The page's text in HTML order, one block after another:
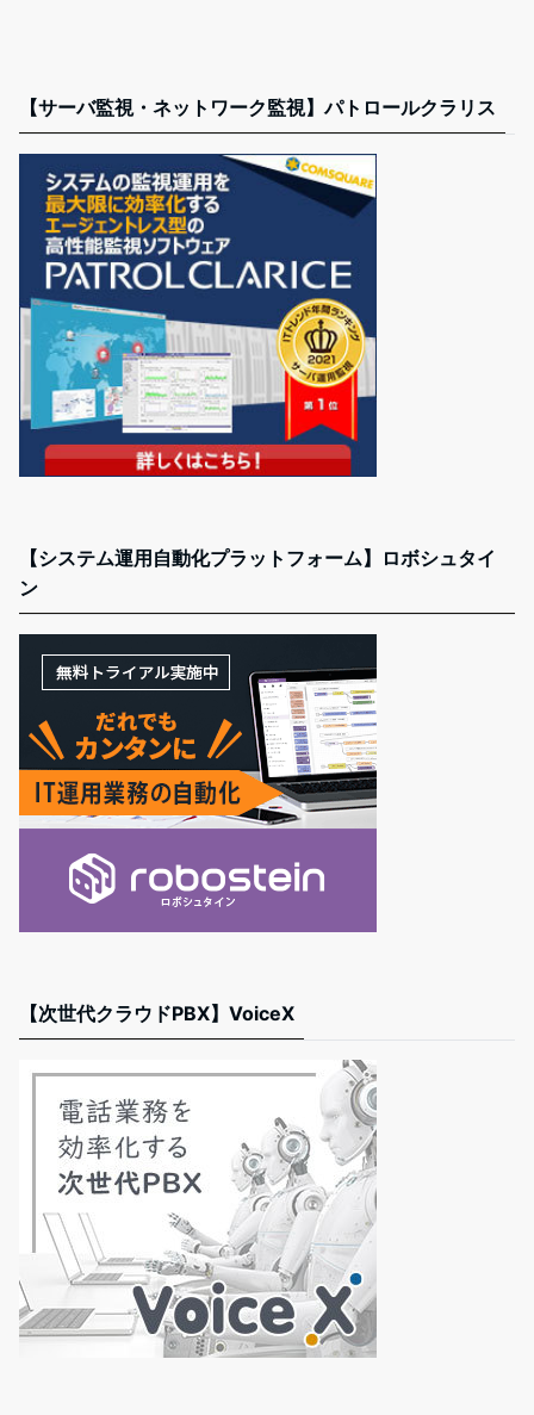
【サーバ監視・ネットワーク監視】パトロールクラリス
【システム運用自動化プラットフォーム】ロボシュタイ
ン
【次世代クラウドPBX】VoiceX